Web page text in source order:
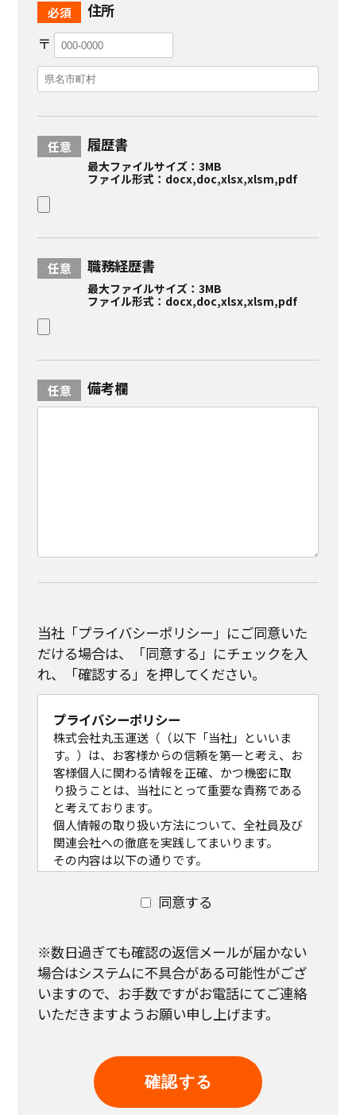
住所
〒
履歴書
最大ファイルサイズ：3MB
ファイル形式：docx,doc,xlsx,xlsm,pdf
職務経歴書
最大ファイルサイズ：3MB
ファイル形式：docx,doc,xlsx,xlsm,pdf
備考欄
当社「プライバシーポリシー」にご同意いた
だける場合は、「同意する」にチェックを入
れ、「確認する」を押してください。
プライバシーポリシー
株式会社丸玉運送（（以下「当社」といいま
す。）は、お客様からの信頼を第一と考え、お
客様個人に関わる情報を正確、かつ機密に取
り扱うことは、当社にとって重要な責務である
と考えております。
個人情報の取り扱い方法について、全社員及び
関連会社への徹底を実践してまいります。
その内容は以下の通りです。
なお、既に当社で保有し利用させて頂いてい
る個人情報につきましても、本方針に従ってお
客様の個人情報の取り扱いを実施致します。
(1)個人情報の取得
当社は個人情報を適法かつ公正な手段により
収集致します。
お客様に個人情報の提供をお願いする場合
は、事前に収集の目的、利用の内容を開示し
的の達成に必要な限度において、個人情報を収
集致します。
(2)個人情報の利用および共同利用
当社がお預かりした個人情報は、個人情報を
同意する
※数日過ぎても確認の返信メールが届かない
場合はシステムに不具合がある可能性がござ
いますので、 お手数ですがお電話にてご連絡
いただきますようお願い申し上げます。